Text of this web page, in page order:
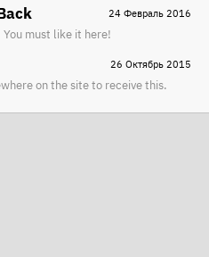
24 Февраль 2016
must like it here!
26 Октябрь 2015
on the site to receive this.